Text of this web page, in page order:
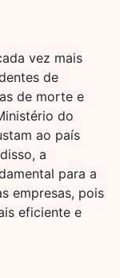
vez mais
de
de morte e
do
ao país
a
para a
empresas, pois
eficiente e